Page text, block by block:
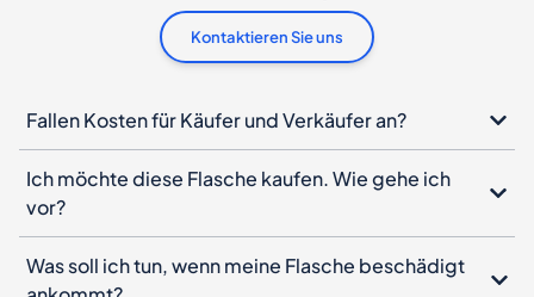
Kontaktieren Sie uns
Fallen Kosten für Käufer und Verkäufer an?
Ich möchte diese Flasche kaufen. Wie gehe ich
vor?
Was soll ich tun, wenn meine Flasche beschädigt